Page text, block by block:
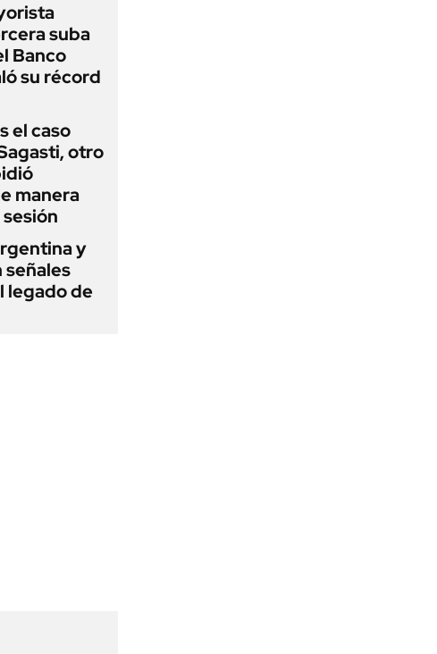
suba
Banco
su récord
el caso
otro
manera
y
señales
legado de